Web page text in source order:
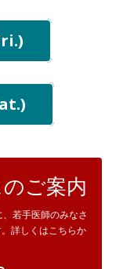
ご案内
若手医師のみなさ
詳しくはこちらか